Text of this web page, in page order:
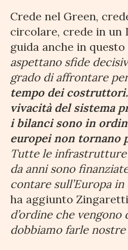
Crede nel Green,
circolare, crede in un
guida anche in
aspettano sfide
grado di affrontare
tempo dei
vivacità del sistema
i bilanci sono in
europei non tornano
Tutte le infrastrutture
da anni sono
contare sull’Europa
ha aggiunto
d’ordine che vengono
dobbiamo farle